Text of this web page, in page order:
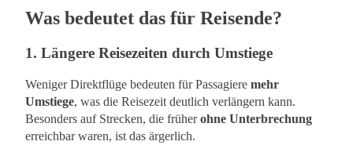
Was bedeutet das für Reisende?
1. Längere Reisezeiten durch Umstiege
Weniger Direktflüge bedeuten für Passagiere mehr
Umstiege, was die Reisezeit deutlich verlängern kann.
Besonders auf Strecken, die früherohne Unterbrechung
erreichbar waren, ist das ärgerlich.